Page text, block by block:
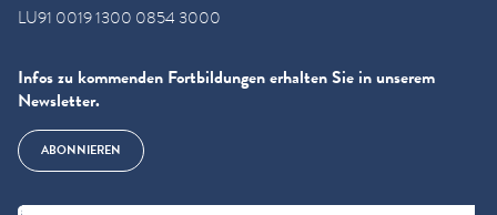
LU91 0019 1300 0854 3000
Infos zu kommenden Fortbildungen erhalten Sie in unserem
Newsletter.
ABONNIEREN